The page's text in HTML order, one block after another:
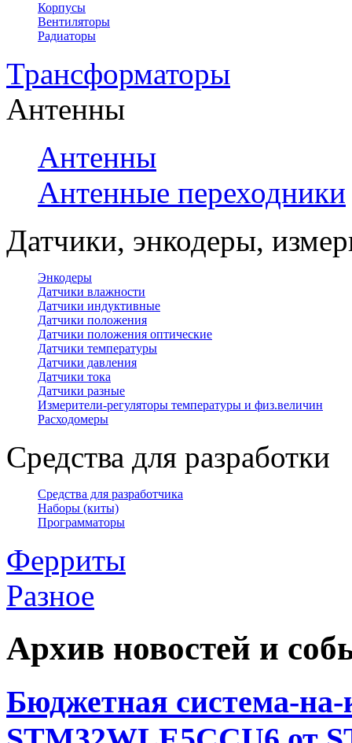
Корпусы
Вентиляторы
Радиаторы
Трансформаторы
Антенны
Антенны
Антенные переходники
Датчики, энкодеры,
Энкодеры
Датчики влажности
Датчики индуктивные
Датчики положения
Датчики положения оптические
Датчики температуры
Датчики давления
Датчики тока
Датчики разные
Измерители-регуляторы температуры и физ.величин
Расходомеры
Средства для разработки
Средства для разработчика
Наборы (киты)
Программаторы
Ферриты
Разное
Архив новостей и
Бюджетная система-на-